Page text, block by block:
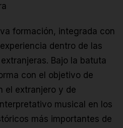
formación, integrada con
dentro de las
Bajo la batuta
con el objetivo de
el extranjero y de
musical en los
más importantes de